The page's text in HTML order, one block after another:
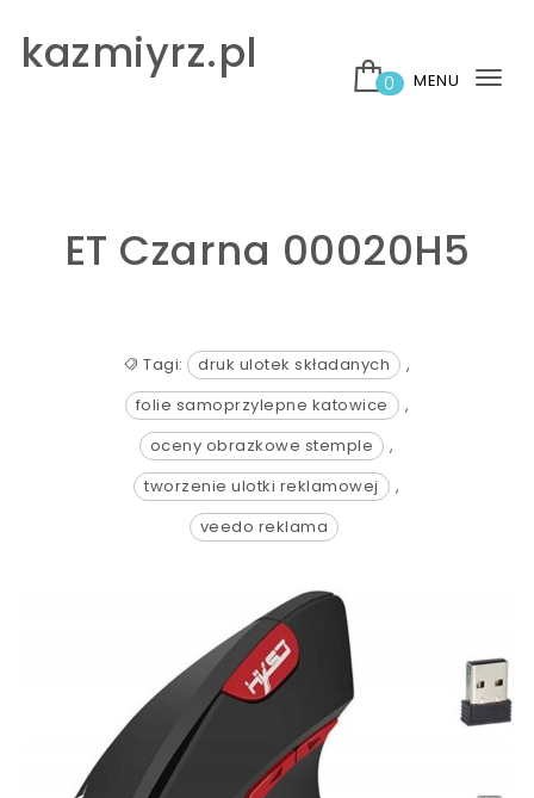
kazmiyrz.pl
0 MENU
ET Czarna 00020H5
Tagi: druk ulotek składanych
,
folie samoprzylepne katowice
,
oceny obrazkowe stemple
,
tworzenie ulotki reklamowej
,
veedo reklama